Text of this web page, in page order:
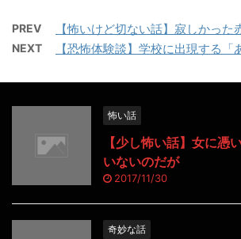
PREV 【怖いけど切ない話】寂しかった
NEXT 【恐怖体験談】学校に出現する「
怖い話
【少し怖い話】女に憑
いないのだが
2017/11/30
奇妙な話